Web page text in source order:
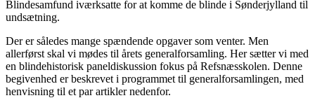
Blindesamfund iværksatte for at komme de blinde i Sønderjylland til
undsætning.
Der er således mange spændende opgaver som venter. Men
allerførst skal vi mødes til årets generalforsamling. Her sætter vi med
en blindehistorisk paneldiskussion fokus på Refsnæsskolen. Denne
begivenhed er beskrevet i programmet til generalforsamlingen, med
henvisning til et par artikler nedenfor.